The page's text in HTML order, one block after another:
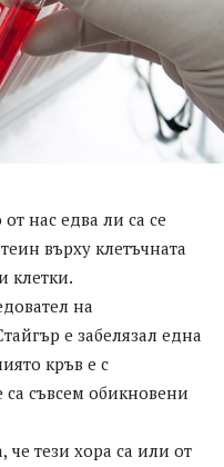
нас едва ли са се
върху клетъчната
клетки.
на
е забелязал една
кръв е с
са съвсем обикновени
тези хора са или от